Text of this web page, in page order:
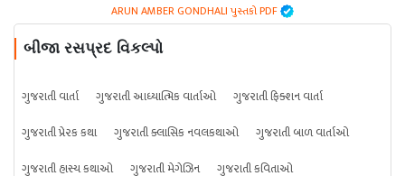
ARUN AMBER GONDHALI પુસ્તકો PDF
બીજા રસપ્રદ વિકલ્પો
ગુજરાતી વાર્તા ગુજરાતી આધ્યાત્મિક વાર્તાઓ
ગુજરાતી ફિક્શન વાર્તા
ગુજરાતી પ્રેરક કથા
ગુજરાતી ક્લાસિક નવલકથાઓ
ગુજરાતી બાળ વાર્તાઓ
ગુજરાતી હાસ્ય કથાઓ
ગુજરાતી મેગેઝિન ગુજરાતી કવિતાઓ